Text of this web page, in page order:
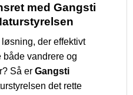
med Gangsti
der effektivt
både vandrere og
Så er Gangsti
det rette